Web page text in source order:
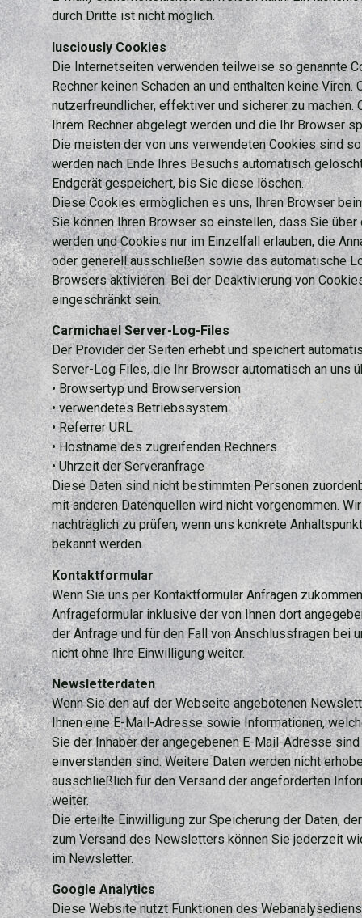
durch Dritte ist nicht möglich.
lusciously Cookies
Die Internetseiten verwenden teilweise so genannte
Rechner keinen Schaden an und enthalten keine
nutzerfreundlicher, effektiver und sicherer zu
Ihrem Rechner abgelegt werden und die Ihr Browser
Die meisten der von uns verwendeten Cookies sind
werden nach Ende Ihres Besuchs automatisch
Endgerät gespeichert, bis Sie diese löschen.
Diese Cookies ermöglichen es uns, Ihren Browser
Sie können Ihren Browser so einstellen, dass Sie
werden und Cookies nur im Einzelfall erlauben, die
oder generell ausschließen sowie das automatische
Browsers aktivieren. Bei der Deaktivierung von
eingeschränkt sein.
Carmichael Server-Log-Files
Der Provider der Seiten erhebt und speichert
Server-Log Files, die Ihr Browser automatisch an uns
• Browsertyp und Browserversion
• verwendetes Betriebssystem
• Referrer URL
• Hostname des zugreifenden Rechners
• Uhrzeit der Serveranfrage
Diese Daten sind nicht bestimmten Personen
mit anderen Datenquellen wird nicht vorgenommen.
nachträglich zu prüfen, wenn uns konkrete
bekannt werden.
Kontaktformular
Wenn Sie uns per Kontaktformular Anfragen
Anfrageformular inklusive der von Ihnen dort
der Anfrage und für den Fall von Anschlussfragen bei
nicht ohne Ihre Einwilligung weiter.
Newsletterdaten
Wenn Sie den auf der Webseite angebotenen
Ihnen eine E-Mail-Adresse sowie Informationen,
Sie der Inhaber der angegebenen E-Mail-Adresse
einverstanden sind. Weitere Daten werden nicht
ausschließlich für den Versand der angeforderten
weiter.
Die erteilte Einwilligung zur Speicherung der Daten,
zum Versand des Newsletters können Sie jederzeit
im Newsletter.
Google Analytics
Diese Website nutzt Funktionen des